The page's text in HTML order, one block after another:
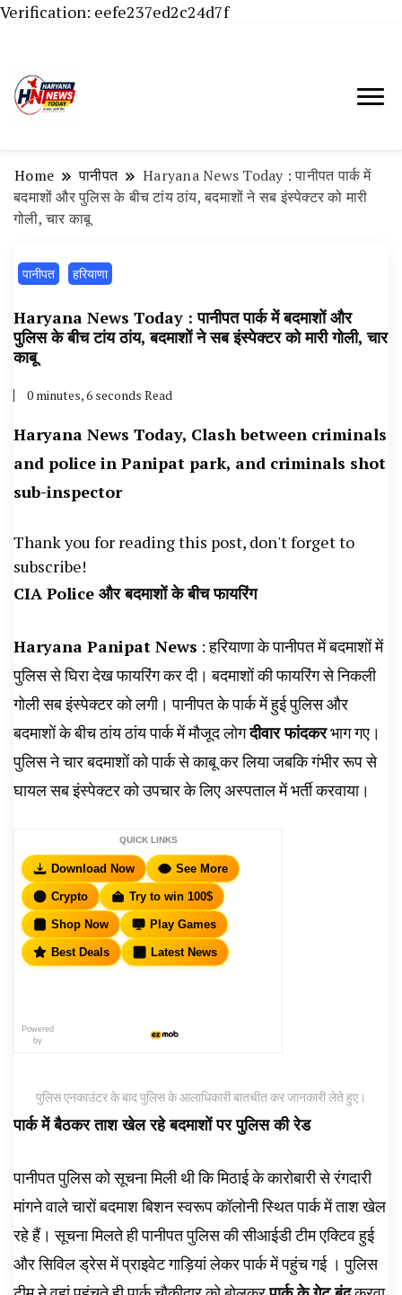
Verification: eefe237ed2c24d7f
हांसी, जींद और हरियाणा की ताजा खबरें
Haryana News Today, Haryana Live, Live
चैनल, Haryana News Today, Latest News
Hisar, Hisar Breaking News, Hansi News
Today, Hisar Crime News Today, Narnaund
Taaja Khabar, Haryana Crime News Today,
Weather Update in Haryana, Weather Alert
in Haryana, Rain Alert in Haryana, Haryana
Haryana Police Fir, Haryana Portet Update
News, Student Portest News, Kisan Protest
News, AHN News, Abtak Haryana News,
Home पानीपत
Haryana News Today : पानीपत पार्क में
बदमाशों और पुलिस के बीच टांय ठांय, बदमाशों ने सब इंस्पेक्टर को मारी
गोली, चार काबू
पानीपत हरियाणा
Haryana News Today : पानीपत पार्क में बदमाशों और
पुलिस के बीच टांय ठांय, बदमाशों ने सब इंस्पेक्टर को मारी गोली, चार
काबू
0 minutes, 6 seconds Read
Haryana News Today, Clash between criminals
and police in Panipat park, and criminals shot
sub-inspector
Thank you for reading this post, don't forget to
subscribe!
CIA Police और बदमाशों के बीच फायरिंग
Haryana Panipat News : हरियाणा के पानीपत में बदमाशों में
पुलिस से घिरा देख फायरिंग कर दी। बदमाशों की फायरिंग से निकली
गोली सब इंस्पेक्टर को लगी। पानीपत के पार्क में हुई पुलिस और
बदमाशों के बीच ठांय ठांय पार्क में मौजूद लोगदीवार फांदकरभाग गए।
पुलिस ने चार बदमाशों को पार्क से काबू कर लिया जबकि गंभीर रूप से
घायल सब इंस्पेक्टर को उपचार के लिए अस्पताल में भर्ती करवाया।
QUICK LINKS
Download Now See More
Crypto Try to win 100$
Shop Now Play Games
Best Deals Latest News
Powered
by
पुलिस एनकाउंटर के बाद पुलिस के आलाधिकारी बातचीत कर जानकारी लेते हुए।
पार्क में बैठकर ताश खेल रहे बदमाशों पर पुलिस की रेड
पानीपत पुलिस को सूचना मिली थी कि मिठाई के कारोबारी से रंगदारी
मांगने वाले चारों बदमाश बिशन स्वरूप कॉलोनी स्थित पार्क में ताश खेल
रहे हैं। सूचना मिलते ही पानीपत पुलिस की सीआईडी टीम एक्टिव हुई
और सिविल ड्रेस में प्राइवेट गाड़ियां लेकर पार्क में पहुंच गई । पुलिस